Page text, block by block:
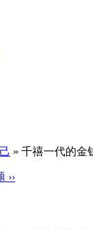
» 千禧一代的金
››